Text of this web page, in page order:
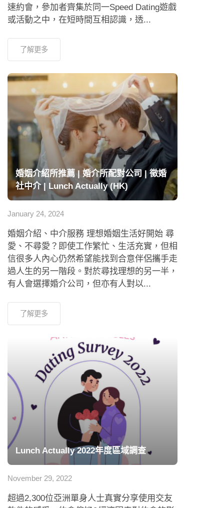
速約會，參加者齊集於同一Speed Dating遊戲
或活動之中，在短時間互相認識，透...
了解更多
婚姻介紹所推薦 | 婚介所配對公司 | 徵婚
社中介 | Lunch Actually (HK)
January 24, 2024
婚姻介紹、中介服務 理想婚姻生活好開始 尋
愛、不尋愛？即使工作繁忙、生活充實，但相
信很多人內心仍然希望能找到合意伴侶攜手走
過人生的另一階段。對於尋找理想的另一半，
有人會選擇婚介公司，但亦有人對以...
了解更多
Lunch Actually 2022年度區域調查
November 29, 2022
超過2,300位亞洲單身人士真實分享使用交友